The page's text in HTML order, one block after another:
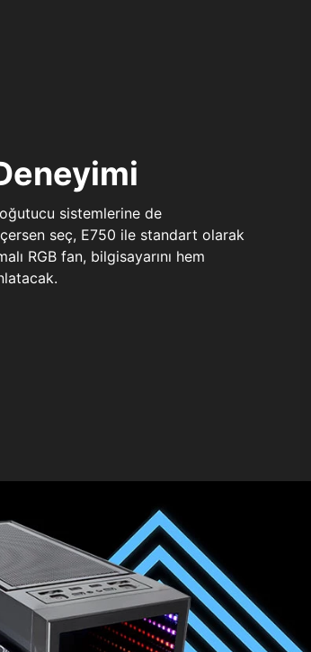
sistemlerine de
seç, E750 ile standart olarak
RGB fan, bilgisayarını hem